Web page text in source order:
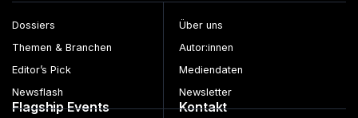
Dossiers
Themen & Branchen
Editor’s Pick
Newsflash
Über uns
Autor:innen
Mediendaten
Newsletter
Flagship Events Kontakt